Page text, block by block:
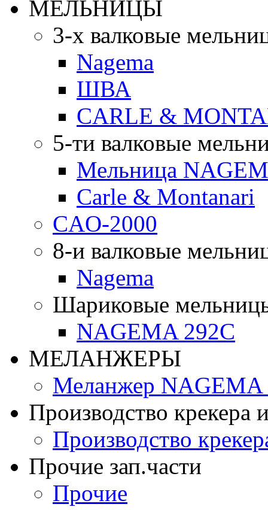
МЕЛЬНИЦЫ
3-х валковые
Nagema
ШВА
CARLE &
5-ти валковые
Мельница
Carle & Montanari
CAO-2000
8-и валковые
Nagema
Шариковые
NAGEMA 292C
МЕЛАНЖЕРЫ
Меланжер NAGEMA
Производство крекера
Производство
Прочие зап.части
Прочие